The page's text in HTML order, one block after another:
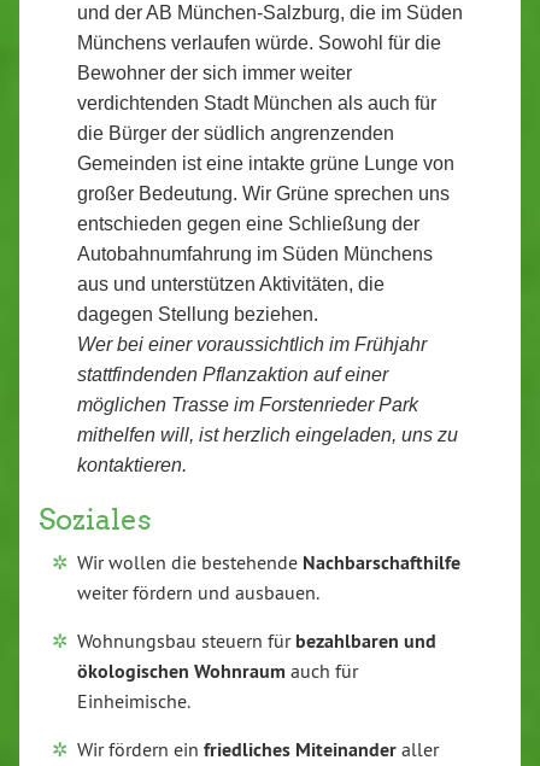
und der AB München-Salzburg, die im Süden
Münchens verlaufen würde. Sowohl für die
Bewohner der sich immer weiter
verdichtenden Stadt München als auch für
die Bürger der südlich angrenzenden
Gemeinden ist eine intakte grüne Lunge von
großer Bedeutung. Wir Grüne sprechen uns
entschieden gegen eine Schließung der
Autobahnumfahrung im Süden Münchens
aus und unterstützen Aktivitäten, die
dagegen Stellung beziehen.
Wer bei einer voraussichtlich im Frühjahr
stattfindenden Pflanzaktion auf einer
möglichen Trasse im Forstenrieder Park
mithelfen will, ist herzlich eingeladen, uns zu
kontaktieren.
Soziales
Wir wollen die bestehende Nachbarschafthilfe
weiter fördern und ausbauen.
Wohnungsbau steuern für bezahlbaren und
ökologischen Wohnraum auch für
Einheimische.
Wir fördern ein friedliches Miteinander aller